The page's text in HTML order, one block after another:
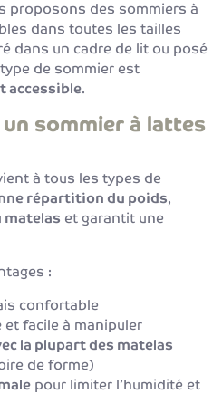
proposons des sommiers à
dans toutes les tailles
dans un cadre de lit ou posé
de sommier est
accessible.
sommier à lattes
à tous les types de
répartition du poids,
et garantit une
:
confortable
et facile à manipuler
la plupart des matelas
de forme)
pour limiter l’humidité et